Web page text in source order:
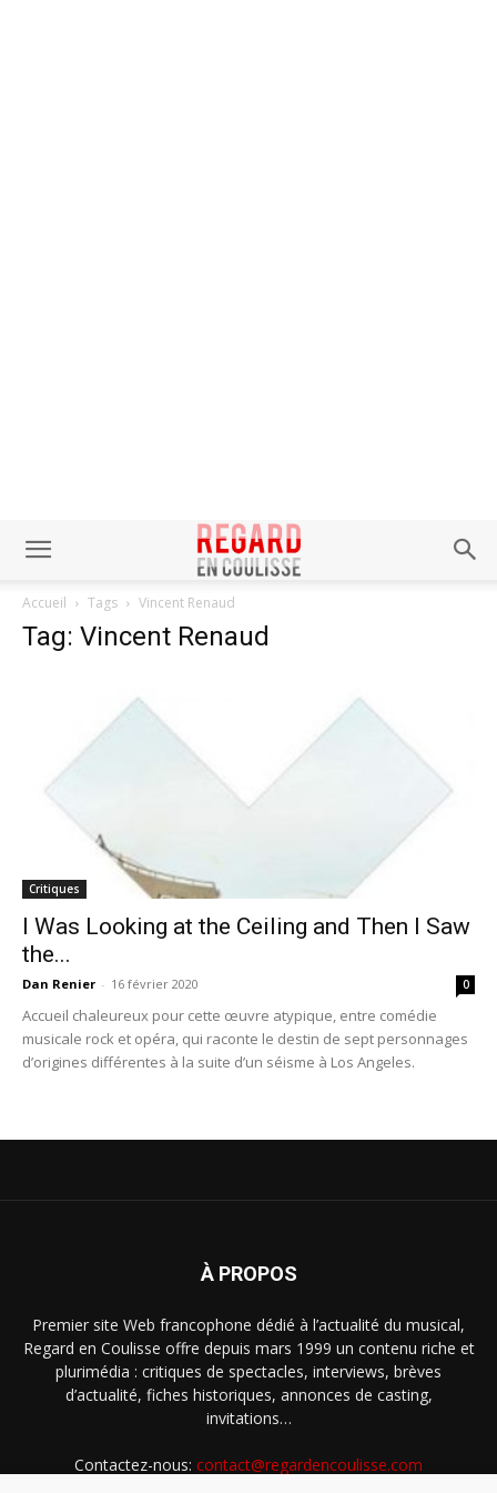
Accueil Tags Vincent Renaud
Tag: Vincent Renaud
Critiques
I Was Looking at the Ceiling and Then I Saw
the...
Dan Renier - 16 février 2020 0
Accueil chaleureux pour cette œuvre atypique, entre comédie
musicale rock et opéra, qui raconte le destin de sept personnages
d’origines différentes à la suite d’un séisme à Los Angeles.
À PROPOS
Premier site Web francophone dédié à l’actualité du musical,
Regard en Coulisse offre depuis mars 1999 un contenu riche et
plurimédia : critiques de spectacles, interviews, brèves
d’actualité, fiches historiques, annonces de casting,
invitations…
Contactez-nous: contact@regardencoulisse.com